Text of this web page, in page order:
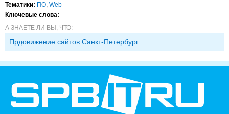
Тематики: ПО Web
Ключевые слова:
А ЗНАЕТЕ ЛИ ВЫ, ЧТО:
Прдовижение сайтов Санкт-Петербург